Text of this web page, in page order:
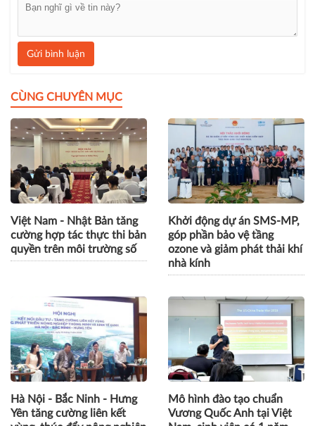
Gửi bình luận
CÙNG CHUYÊN MỤC
Việt Nam - Nhật Bản tăng
cường hợp tác thực thi bản
quyền trên môi trường số
Khởi động dự án SMS-MP,
góp phần bảo vệ tầng
ozone và giảm phát thải khí
nhà kính
Hà Nội - Bắc Ninh - Hưng
Yên tăng cường liên kết
Mô hình đào tạo chuẩn
Vương Quốc Anh tại Việt